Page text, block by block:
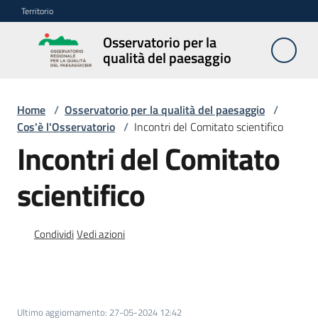
Vai al contenuto
Vai alla navigazione
Vai al footer
Territorio
Osservatorio per la
qualità del paesaggio
Osservatorio
per la
paesaggio
Cos'è
l'Osservatorio
Menu selezionato
multimedia
Home / Osservatorio per la qualità del paesaggio /
Cos'è l'Osservatorio / Incontri del Comitato scientifico
Incontri del Comitato
scientifico
CondividiVedi azioni
Ultimo aggiornamento: 27-05-2024 12:42